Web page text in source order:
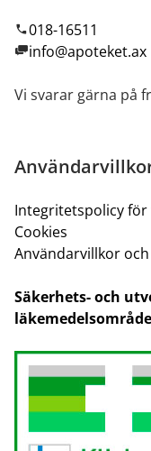
018-16511
info@apoteket.ax
Vi svarar gärna på
Integritetspolicy
Cookies
Användarvillkor
Säkerhets- och